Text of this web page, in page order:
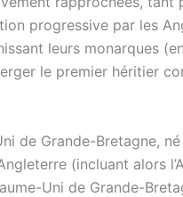
progressive par les
leurs monarques
le premier héritier
de Grande-Bretagne,
(incluant alors
Uni de Grande-